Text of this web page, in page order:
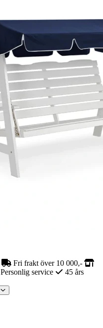
Fri frakt över 10 000,-
Personlig service
45 års